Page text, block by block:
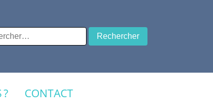
:
? CONTACT